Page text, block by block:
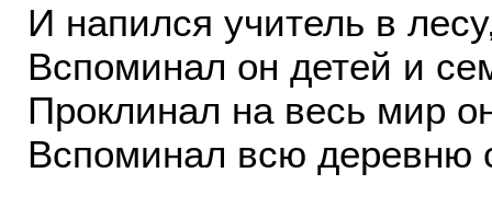
И напился учитель в
Вспоминал он детей и
Проклинал на весь мир
Вспоминал всю деревню